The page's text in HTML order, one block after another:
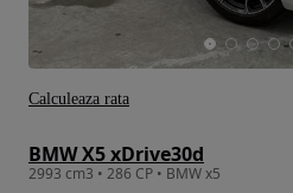
BMW X5 xDrive30d
2993 cm3 • 286 CP • BMW x5
Calculeaza rata